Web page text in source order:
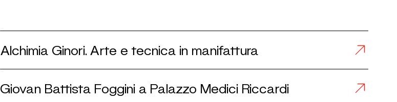
Alchimia Ginori. Arte e tecnica in manifattura
Giovan Battista Foggini a Palazzo Medici Riccardi